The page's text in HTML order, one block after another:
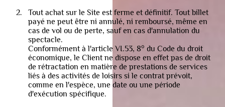
Tout achat sur le Site est ferme et définitif. Tout billet
payé ne peut être ni annulé, ni remboursé, même en
cas de vol ou de perte, sauf en cas d'annulation du
spectacle.
Conformément à l'article VI.53, 8° du Code du droit
économique, le Client ne dispose en effet pas de droit
de rétractation en matière de prestations de services
liés à des activités de loisirs si le contrat prévoit,
comme en l'espèce, une date ou une période
d'exécution spécifique.